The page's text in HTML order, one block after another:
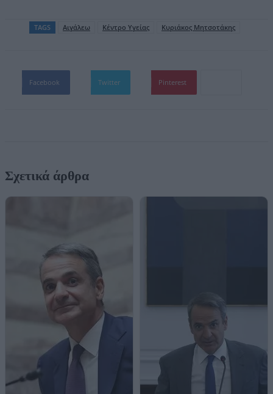
TAGS Αιγάλεω Κέντρο Υγείας Κυριάκος Mητσοτάκης
Facebook Twitter Pinterest
Σχετικά άρθρα